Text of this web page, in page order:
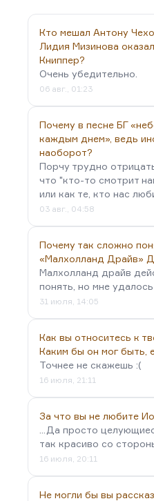
Гений требует «чистоты
Хармс,
остаться вот и таким.
Кто мешал Антону
Лидия Мизинова
Книппер?
Очень убедительно.
06 авг., 01:23
Почему в песне БГ
каждым днем», ведь
наоборот?
Порчу трудно
что "кто-то смотрит
или как те, кто нас
03 авг., 04:58
Почему так сложно
«Малхолланд Драйв»
Малхолланд драйв
понять, но мне
31 июля, 14:05
Как вы относитесь к
Каким бы он мог быть,
Точнее не скажешь :(
16 июля, 21:11
За что вы не любите
...Да просто
так красиво со
16 июля, 20:11
Не могли бы вы